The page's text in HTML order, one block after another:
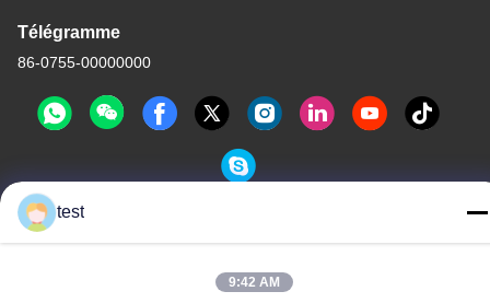
Télégramme
86-0755-00000000
Politique de confidentialité|Plan du site
Chine Bonne qualité Voie en aluminium de rideau Le fournisseur.
test
9:42 AM